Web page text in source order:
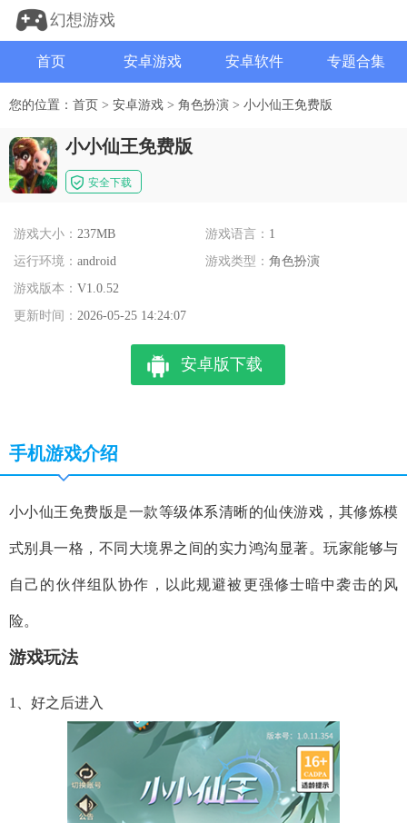
幻想游戏
首页 安卓游戏 安卓软件 专题合集
您的位置： 首页 > 安卓游戏 > 角色扮演 > 小小仙王免费版
小小仙王免费版
安全下载
游戏大小： 237MB 游戏语言： 1
运行环境： android 游戏类型：角色扮演
游戏版本： V1.0.52
更新时间： 2026-05-25 14:24:07
安卓版下载
手机游戏介绍
小小仙王免费版是一款等级体系清晰的仙侠游戏，其修炼模
式别具一格，不同大境界之间的实力鸿沟显著。玩家能够与
自己的伙伴组队协作，以此规避被更强修士暗中袭击的风
险。
游戏玩法
1、好之后进入